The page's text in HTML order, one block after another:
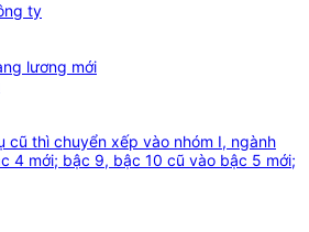
ty
lương mới
thì chuyển xếp vào nhóm I, ngành
4 mới; bậc 9, bậc 10 cũ vào bậc 5 mới;